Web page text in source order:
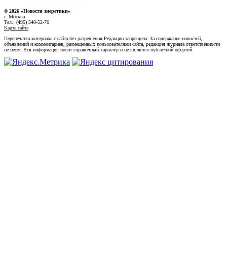
© 2026 «Новости энеретики»
г. Москва
Тел.: (495) 540-52-76
Карта сайта
Перепечатка материала с сайта без разрешения Редакции запрещена. За содержание новостей,
объявлений и комментариев, размещенных пользователями сайта, редакция журнала ответственности
не несет. Вся информация носит справочный характер и не является публичной офертой.